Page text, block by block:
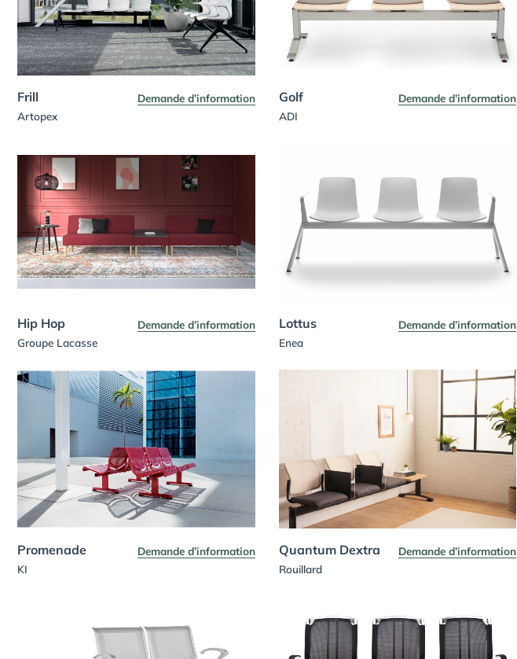
Frill
Artopex
Demande d’information Golf
ADI
Demande d’information
Hip Hop
Groupe Lacasse
Demande d’information Lottus
Enea
Demande d’information
Promenade
KI
Demande d’information Quantum Dextra
Rouillard
Demande d’information